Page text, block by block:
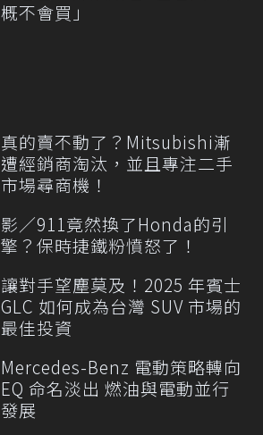
概不會買」
真的賣不動了？Mitsubishi漸
遭經銷商淘汰，並且專注二手
市場尋商機！
影／911竟然換了Honda的引
擎？保時捷鐵粉憤怒了！
讓對手望塵莫及！2025 年賓士
GLC 如何成為台灣 SUV 市場的
最佳投資
Mercedes-Benz 電動策略轉向
EQ 命名淡出 燃油與電動並行
發展